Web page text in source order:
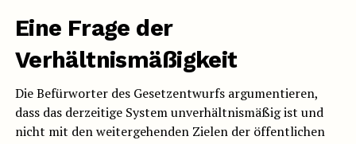
Eine Frage der
Verhältnismäßigkeit
Die Befürworter des Gesetzentwurfs argumentieren,
dass das derzeitige System unverhältnismäßig ist und
nicht mit den weitergehenden Zielen der öffentlichen